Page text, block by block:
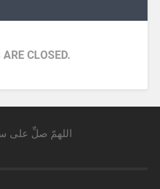
CLOSED.
اللهمّ صلِّ على